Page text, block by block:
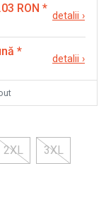
RON *
detalii ›
*
detalii ›
2XL 3XL